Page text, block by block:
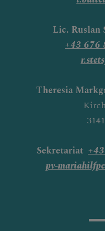
Lic. Ruslan
+43 676
Theresia
Sekretariat
pv-